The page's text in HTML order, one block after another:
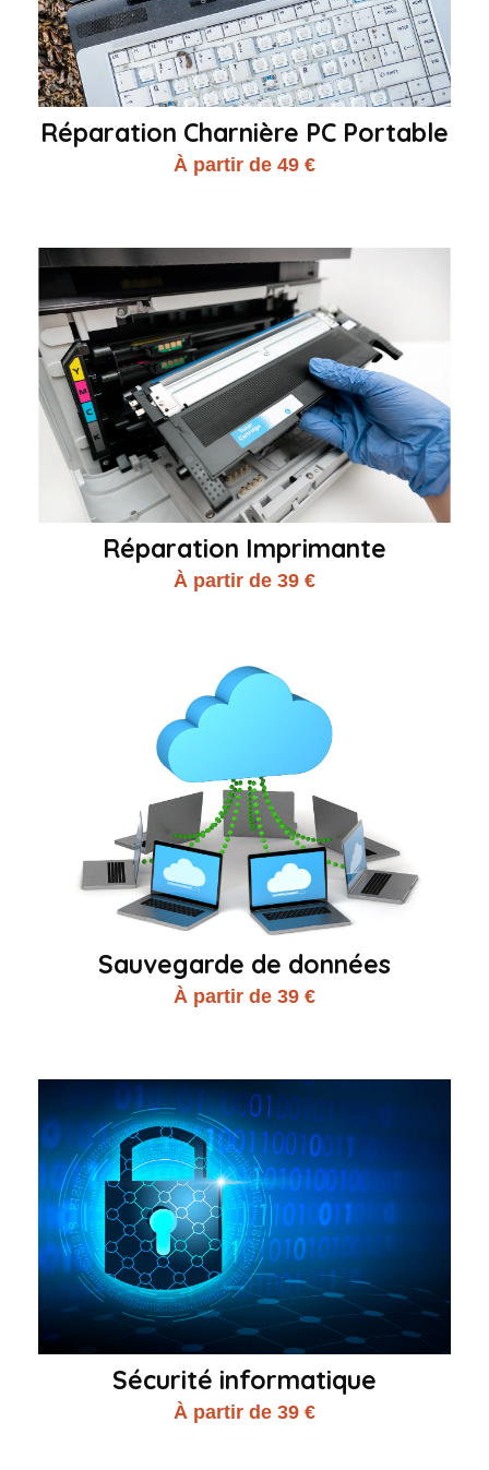
Réparation Charnière PC Portable
À partir de 49 €
Réparation Imprimante
À partir de 39 €
Sauvegarde de données
À partir de 39 €
Sécurité informatique
À partir de 39 €